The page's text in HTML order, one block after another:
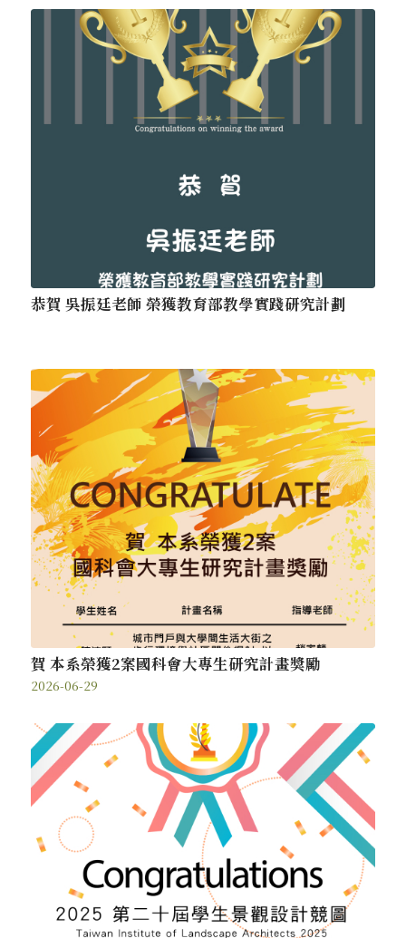
恭賀 吳振廷老師 榮獲教育部教學實踐研究計劃
賀 本系榮獲2案國科會大專生研究計畫獎勵
2026-06-29